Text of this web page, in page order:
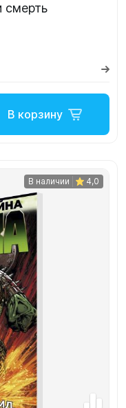
смерть
В корзину
В наличии 4,0